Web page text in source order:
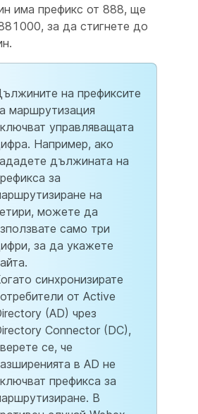
има префикс от 888, ще
за да стигнете до
на префиксите
маршрутизация
управляващата
Например, ако
дължината на
за
на
можете да
само три
за да укажете
синхронизирате
от Active
(AD) чрез
Connector (DC),
се, че
в AD не
префикса за
В